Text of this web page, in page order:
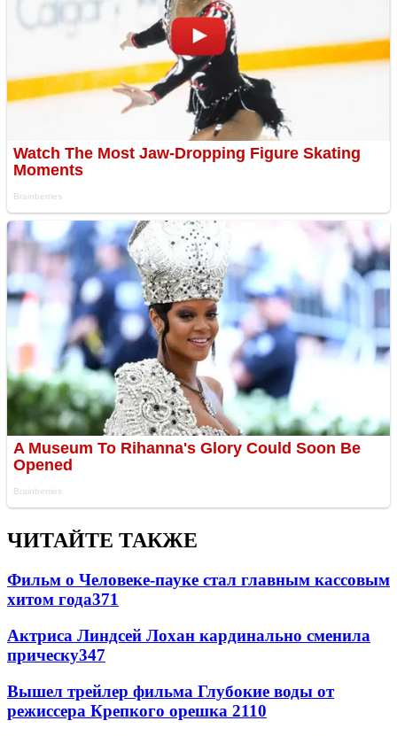
ЧИТАЙТЕ ТАКЖЕ
Фильм о Человеке-пауке стал главным кассовым
хитом года371
Актриса Линдсей Лохан кардинально сменила
прическу347
Вышел трейлер фильма Глубокие воды от
режиссера Крепкого орешка 2110